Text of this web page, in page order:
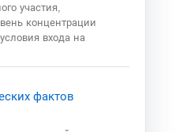
участия,
концентрации
входа на
фактов